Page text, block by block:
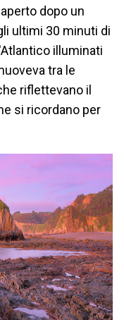
dopo un
ultimi 30 minuti di
illuminati
tra le
riflettevano il
si ricordano per